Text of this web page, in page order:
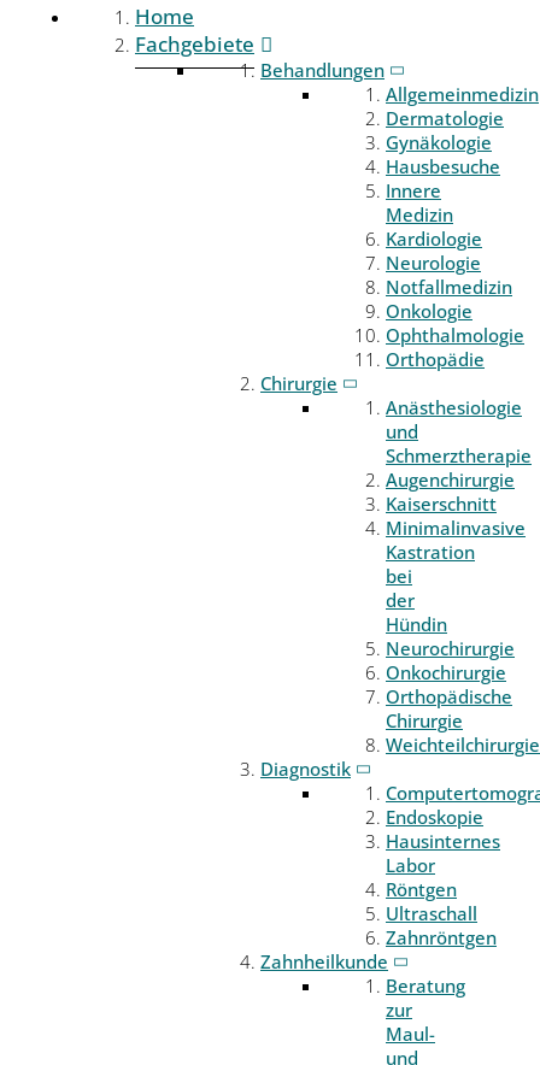
Home
Fachgebiete
Behandlungen
Allgemeinmedizin
Dermatologie
Gynäkologie
Hausbesuche
Innere
Medizin
Kardiologie
Neurologie
Notfallmedizin
Onkologie
Ophthalmologie
Orthopädie
Chirurgie
Anästhesiologie
und
Schmerztherapie
Augenchirurgie
Kaiserschnitt
Minimalinvasive
Kastration
bei
der
Hündin
Neurochirurgie
Onkochirurgie
Orthopädische
Chirurgie
Weichteilchirurgie
Diagnostik
Endoskopie
Hausinternes
Labor
Röntgen
Ultraschall
Zahnröntgen
Zahnheilkunde
Beratung
zur
Maul-
und